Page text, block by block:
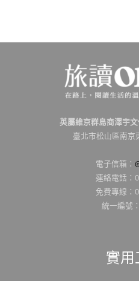
英屬維京群島商澤宇
臺北市松山區南京
電子信箱：
連絡電話：
免費專線：
統一編號
實用